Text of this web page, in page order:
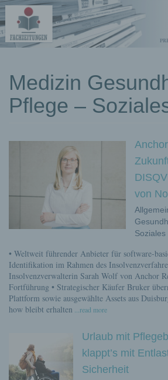
Pressemeldungen
Medizin
Pflege –
von
Soziales
• Weltweit führender Anbieter für software-
Identifikation im Rahmen des
Insolvenzverwalterin Sarah Wolf von Anchor
Fortführung • Strategischer Käufer Bruker
Plattform sowie ausgewählte Assets aus
how bleibt erhalten ...read more
Urlaub mit
klappt’s mit
Sicherheit